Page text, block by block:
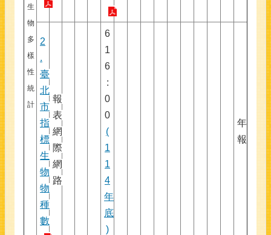
生
物
多
樣
性
統
計
2
.
臺
北
市
指
標
生
物
物
種
數
報
表
網
際
網
路
6
1
6
:
0
0
(
1
1
4
年
底
)
年
報